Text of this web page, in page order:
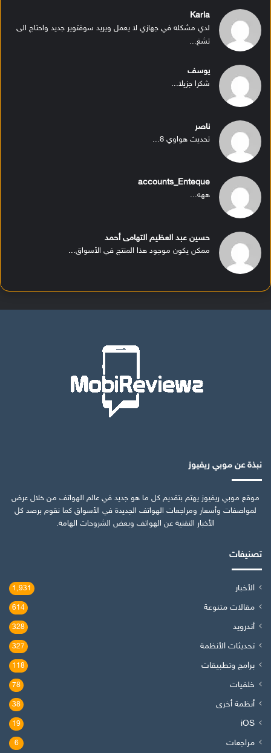
Karla
لدي مشكله في جهازي لا يعمل ويريد سوفتوير جديد واحتاج الى
تشغ...
يوسف
شكرا جزيلا...
ناصر
تحديث هواوي 8...
accounts_Enteque
ههه...
حسين عبد العظيم التهامى أحمد
ممكن يكون موجود هذا المنتج في الأسواق...
نبذة عن موبي ريفيوز
موقع موبي ريفيوز يهتم بتقديم كل ما هو جديد في عالم الهواتف من خلال عرض
لمواصفات وأسعار ومراجعات الهواتف الجديدة في الأسواق كما نقوم برصد كل
الأخبار التقنية عن الهواتف وبعض الشروحات الهامة.
تصنيفات
الأخبار 1٬931
مقالات متنوعة 614
أندرويد 328
تحديثات الأنظمة 327
برامج وتطبيقات 118
خلفيات 78
أنظمة أخرى 38
iOS
19
مراجعات 6